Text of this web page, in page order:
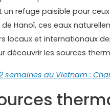
refuge paisible pour
Hanoï, ces eaux
locaux et internationaux
découvrir les sources
semaines au Vietnam :